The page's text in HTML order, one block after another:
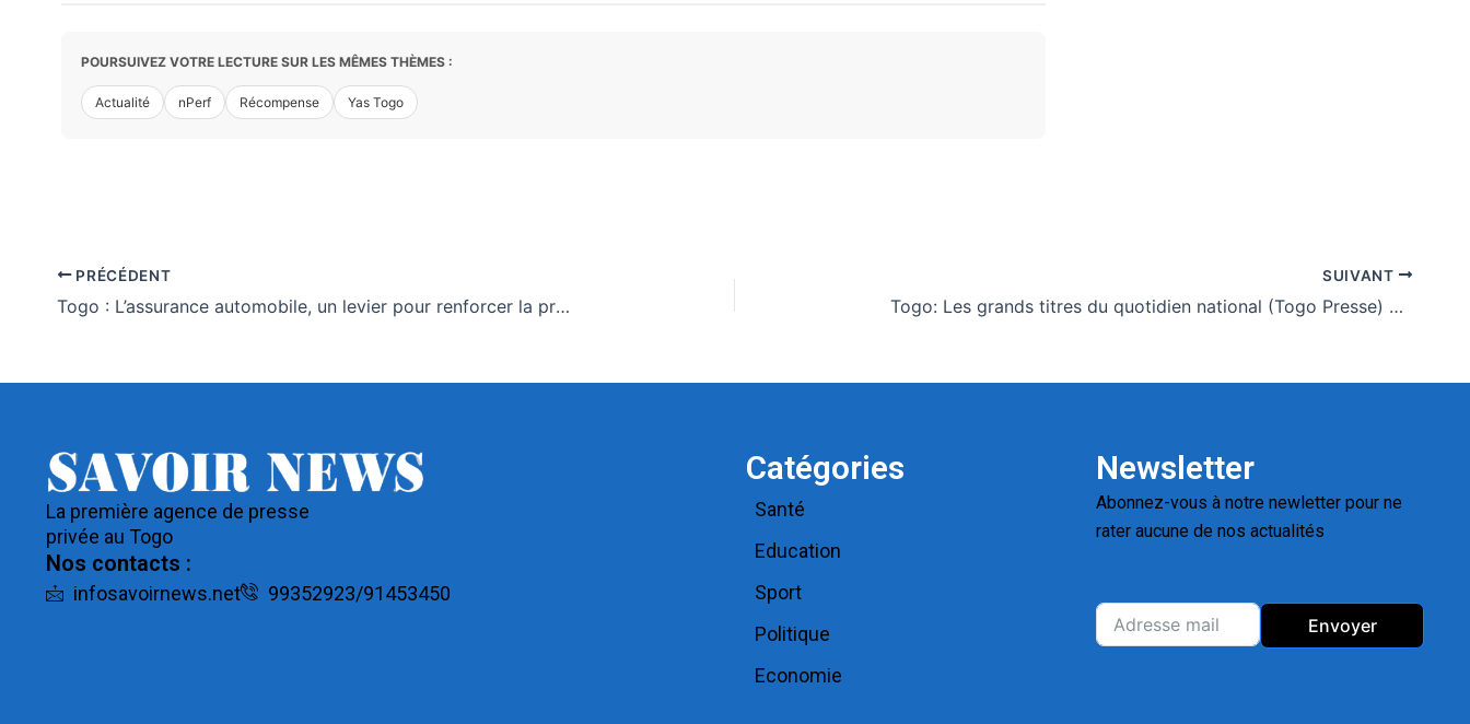
POURSUIVEZ VOTRE LECTURE SUR LES MÊMES THÈMES :
Actualité nPerf Récompense Yas Togo
PRÉCÉDENT
Togo : L’assurance automobile, un levier pour renforcer la protection sociale
SUIVANT
Togo: Les grands titres du quotidien national (Togo Presse) et des journaux privés en kiosques ce jeudi 30 Avril 2026
La première agence de presse
privée au Togo
Nos contacts :
infosavoirnews.net 99352923/91453450
Catégories
Santé
Education
Sport
Politique
Economie
Newsletter
Abonnez-vous à notre newletter pour ne
rater aucune de nos actualités
Envoyer